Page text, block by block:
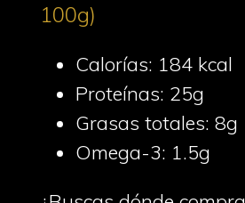
100g)
Calorías: 184 kcal
Proteínas: 25g
Grasas totales: 8g
Omega-3: 1.5g